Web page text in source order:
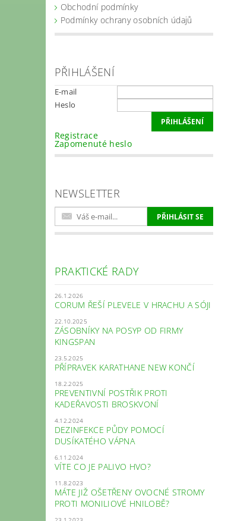
Obchodní podmínky
Podmínky ochrany osobních údajů
PŘIHLÁŠENÍ
E-mail
Heslo
Registrace
Zapomenuté heslo
NEWSLETTER
PRAKTICKÉ RADY
26.1.2026
CORUM ŘEŠÍ PLEVELE V HRACHU A SÓJI
22.10.2025
ZÁSOBNÍKY NA POSYP OD FIRMY
KINGSPAN
23.5.2025
PŘÍPRAVEK KARATHANE NEW KONČÍ
18.2.2025
PREVENTIVNÍ POSTŘIK PROTI
KADEŘAVOSTI BROSKVONÍ
4.12.2024
DEZINFEKCE PŮDY POMOCÍ
DUSÍKATÉHO VÁPNA
6.11.2024
VÍTE CO JE PALIVO HVO?
11.8.2023
MÁTE JIŽ OŠETŘENY OVOCNÉ STROMY
PROTI MONILIOVÉ HNILOBĚ?